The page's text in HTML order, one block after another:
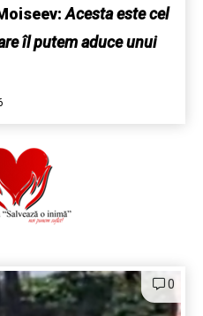
Acesta este cel
îl putem aduce unui
0